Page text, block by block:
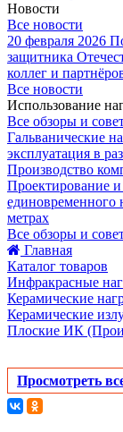
Новости
Все новости
20 февраля 2026
защитника
коллег и
Все новости
Использование
Все обзоры и
Гальванические
эксплуатация в
Производство
Проектирование
единовременного
метрах
Все обзоры и
Главная
Каталог товаров
Инфракрасные
Керамические
Керамические
Плоские ИК
Просмотреть